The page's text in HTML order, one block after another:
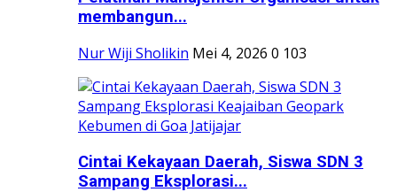
membangun...
Nur Wiji Sholikin Mei 4, 2026 0 103
Cintai Kekayaan Daerah, Siswa SDN 3
Sampang Eksplorasi...